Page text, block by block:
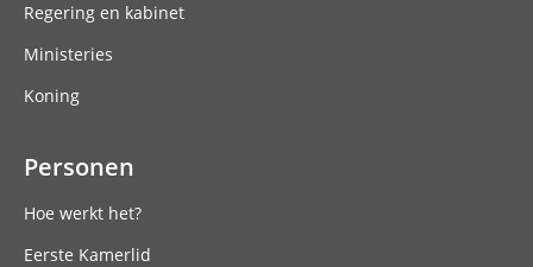
Regering en kabinet
Ministeries
Koning
Personen
Hoe werkt het?
Eerste Kamerlid